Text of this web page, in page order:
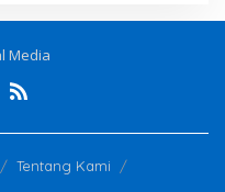
Tentang Kami